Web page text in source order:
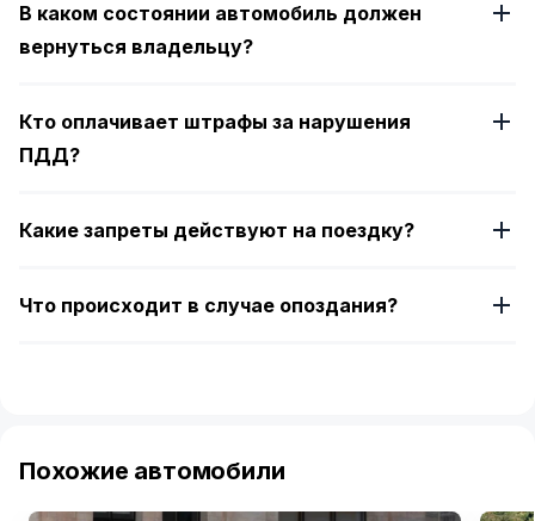
В каком состоянии автомобиль должен
вернуться владельцу?
Кто оплачивает штрафы за нарушения
ПДД?
Какие запреты действуют на поездку?
Что происходит в случае опоздания?
Похожие автомобили